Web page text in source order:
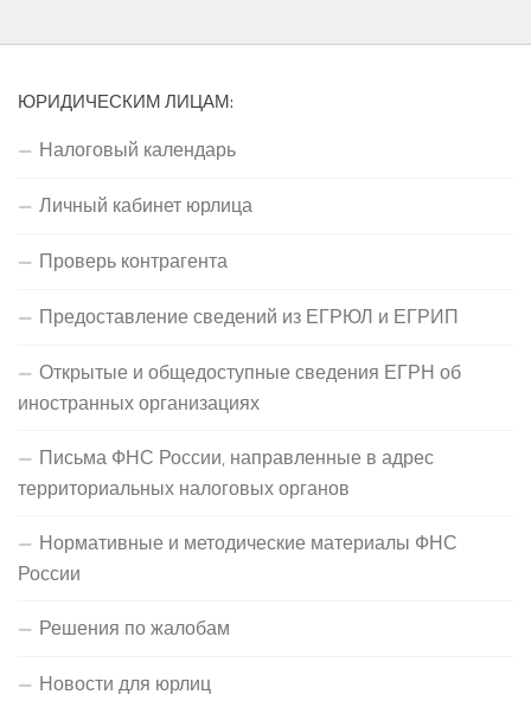
ЮРИДИЧЕСКИМ ЛИЦАМ:
Налоговый календарь
Личный кабинет юрлица
Проверь контрагента
Предоставление сведений из ЕГРЮЛ и ЕГРИП
Открытые и общедоступные сведения ЕГРН об
иностранных организациях
Письма ФНС России, направленные в адрес
территориальных налоговых органов
Нормативные и методические материалы ФНС
России
Решения по жалобам
Новости для юрлиц